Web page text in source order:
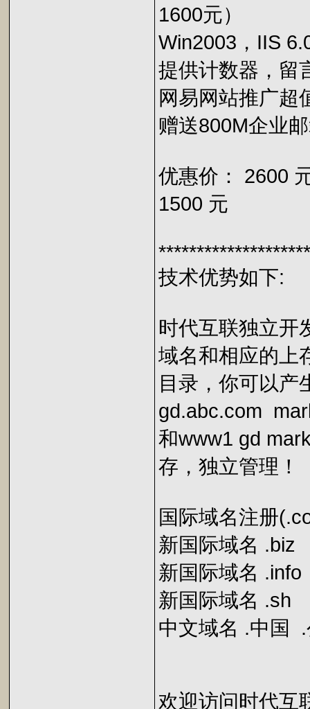
1600元）
Win2003，IIS
提供计数器，留
网易网站推广超
赠送800M企业
优惠价： 2600
1500 元
技术优势如下:
时代互联独立开
域名和相应的上
目录，你可以
gd.abc.com
和www1 gd
存，独立管理！
国际域名注册
新国际域名
新国际域名
新国际域名
中文域名 .中
欢迎访问时代